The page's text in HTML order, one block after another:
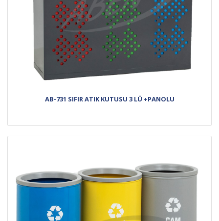
AB-731 SIFIR ATIK KUTUSU 3 LÜ +PANOLU